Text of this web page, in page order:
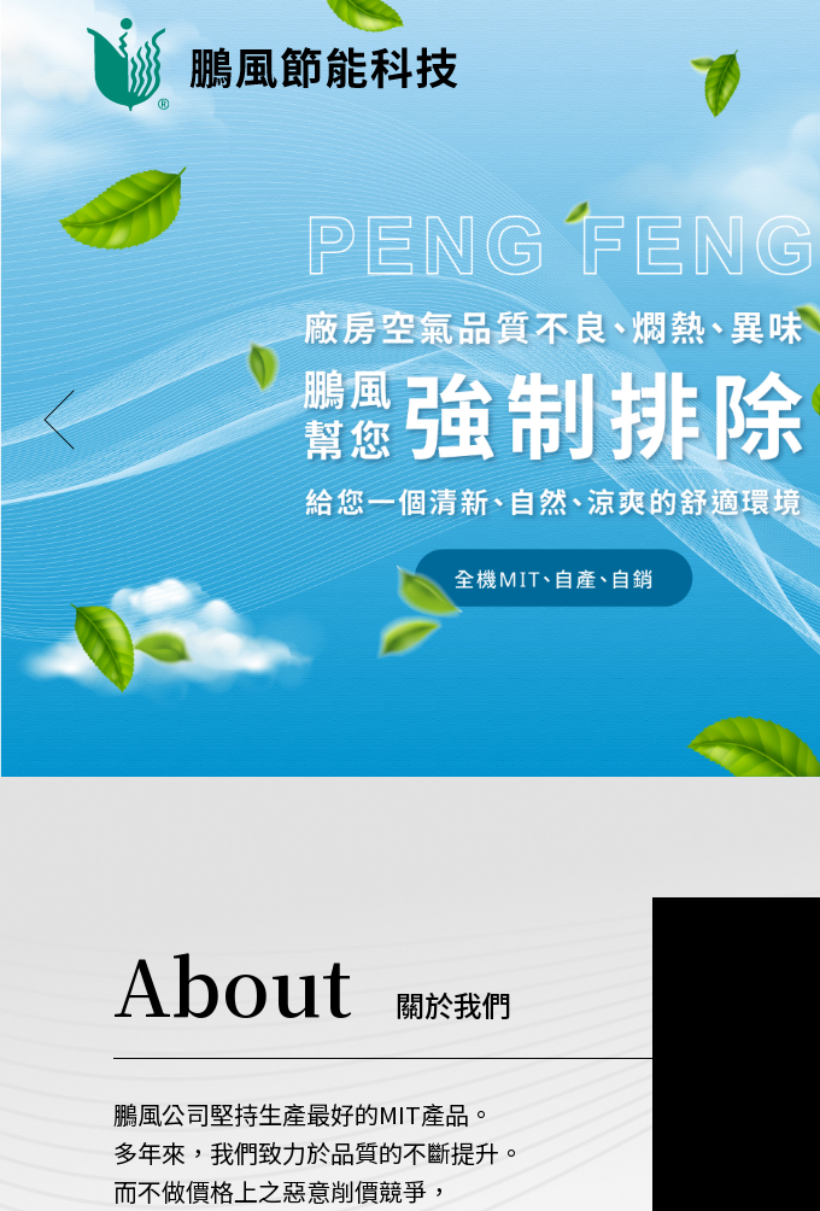
About 關於我們
鵬風公司堅持生產最好的MIT產品。
多年來，我們致力於品質的不斷提升。
而不做價格上之惡意削價競爭，